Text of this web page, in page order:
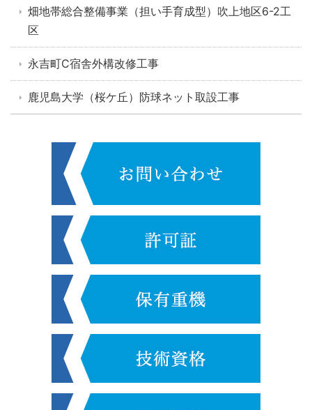
畑地帯総合整備事業（担い手育成型）吹上地区6-2工
区
永吉町C宿舎外構改修工事
鹿児島大学（桜ケ丘）防球ネット取設工事